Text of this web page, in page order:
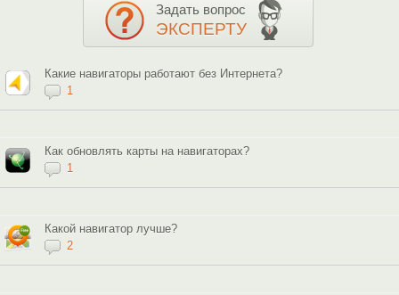
Задать вопрос
ЭКСПЕРТУ
Какие навигаторы работают без Интернета?
1
Как обновлять карты на навигаторах?
1
Какой навигатор лучше?
2